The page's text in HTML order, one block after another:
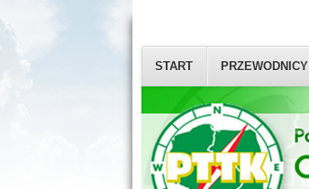
START PRZEWODNICY